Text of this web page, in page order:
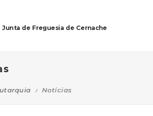
Junta de Freguesia de Cernache
Notícias